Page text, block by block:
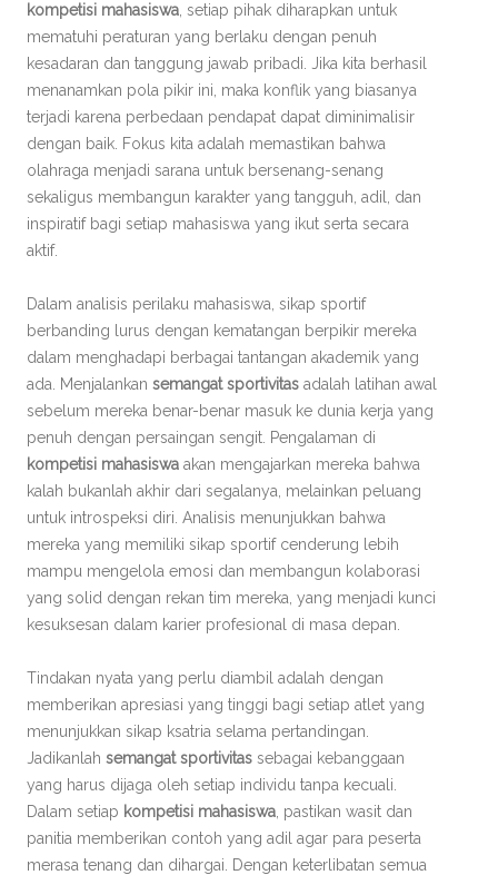
kompetisi mahasiswa , setiap pihak diharapkan untuk
mematuhi peraturan yang berlaku dengan penuh
kesadaran dan tanggung jawab pribadi. Jika kita berhasil
menanamkan pola pikir ini, maka konflik yang biasanya
terjadi karena perbedaan pendapat dapat diminimalisir
dengan baik. Fokus kita adalah memastikan bahwa
olahraga menjadi sarana untuk bersenang-senang
sekaligus membangun karakter yang tangguh, adil, dan
inspiratif bagi setiap mahasiswa yang ikut serta secara
aktif.
Dalam analisis perilaku mahasiswa, sikap sportif
berbanding lurus dengan kematangan berpikir mereka
dalam menghadapi berbagai tantangan akademik yang
ada. Menjalankan semangat sportivitas adalah latihan awal
sebelum mereka benar-benar masuk ke dunia kerja yang
penuh dengan persaingan sengit. Pengalaman di
kompetisi mahasiswa akan mengajarkan mereka bahwa
kalah bukanlah akhir dari segalanya, melainkan peluang
untuk introspeksi diri. Analisis menunjukkan bahwa
mereka yang memiliki sikap sportif cenderung lebih
mampu mengelola emosi dan membangun kolaborasi
yang solid dengan rekan tim mereka, yang menjadi kunci
kesuksesan dalam karier profesional di masa depan.
Tindakan nyata yang perlu diambil adalah dengan
memberikan apresiasi yang tinggi bagi setiap atlet yang
menunjukkan sikap ksatria selama pertandingan.
Jadikanlah semangat sportivitas sebagai kebanggaan
yang harus dijaga oleh setiap individu tanpa kecuali.
Dalam setiap kompetisi mahasiswa , pastikan wasit dan
panitia memberikan contoh yang adil agar para peserta
merasa tenang dan dihargai. Dengan keterlibatan semua